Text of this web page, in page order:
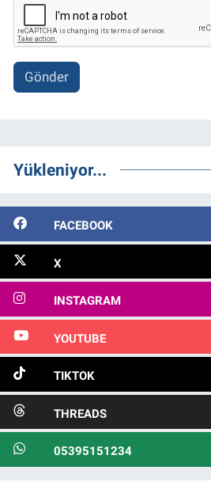
Gönder
Yükleniyor...
FACEBOOK
X
INSTAGRAM
YOUTUBE
TIKTOK
THREADS
05395151234